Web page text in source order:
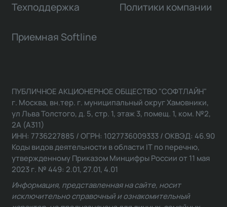
Техподдержка Политики компании
Приемная Softline
ПУБЛИЧНОЕ АКЦИОНЕРНОЕ ОБЩЕСТВО "СОФТЛАЙН"
г. Москва, вн.тер. г. муниципальный округ Хамовники,
ул Льва Толстого, д. 5, стр. 1, этаж 3, помещ. 1, ком. №2,
2А (А311)
ИНН: 7736227885 / ОГРН: 1027736009333 / ОКВЭД: 46.90
Коды видов деятельности в области IT по перечню,
утвержденному Приказом Минцифры России от 11 мая
2023 г. № 449: 2.01, 27.01, 4.01
Информация, представленная на сайте, носит
исключительно справочный и ознакомительный